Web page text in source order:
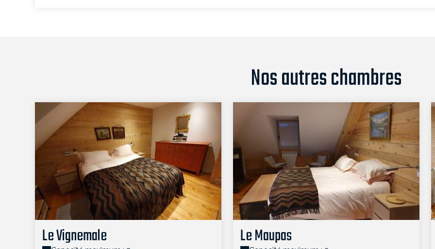
Nos autres chambres
Le Vignemale Le Maupas